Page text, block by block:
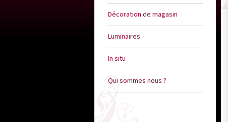
Décoration de magasin
Luminaires
In situ
Qui sommes nous ?